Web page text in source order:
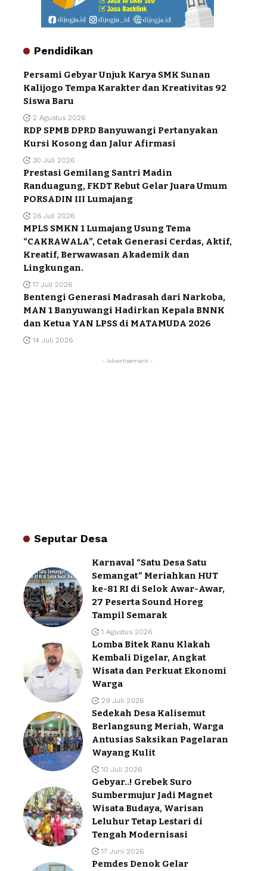
Pendidikan
Persami Gebyar Unjuk Karya SMK Sunan
Kalijogo Tempa Karakter dan Kreativitas 92
Siswa Baru
2 Agustus 2026
RDP SPMB DPRD Banyuwangi Pertanyakan
Kursi Kosong dan Jalur Afirmasi
30 Juli 2026
Prestasi Gemilang Santri Madin
Randuagung, FKDT Rebut Gelar Juara Umum
PORSADIN III Lumajang
26 Juli 2026
MPLS SMKN 1 Lumajang Usung Tema
“CAKRAWALA”, Cetak Generasi Cerdas, Aktif,
Kreatif, Berwawasan Akademik dan
Lingkungan.
17 Juli 2026
Bentengi Generasi Madrasah dari Narkoba,
MAN 1 Banyuwangi Hadirkan Kepala BNNK
dan Ketua YAN LPSS di MATAMUDA 2026
14 Juli 2026
- Advertisement -
Seputar Desa
Karnaval “Satu Desa Satu
Semangat” Meriahkan HUT
ke-81 RI di Selok Awar-Awar,
27 Peserta Sound Horeg
Tampil Semarak
1 Agustus 2026
Lomba Bitek Ranu Klakah
Kembali Digelar, Angkat
Wisata dan Perkuat Ekonomi
Warga
29 Juli 2026
Sedekah Desa Kalisemut
Berlangsung Meriah, Warga
Antusias Saksikan Pagelaran
Wayang Kulit
10 Juli 2026
Gebyar..! Grebek Suro
Sumbermujur Jadi Magnet
Wisata Budaya, Warisan
Leluhur Tetap Lestari di
Tengah Modernisasi
17 Juni 2026
Pemdes Denok Gelar